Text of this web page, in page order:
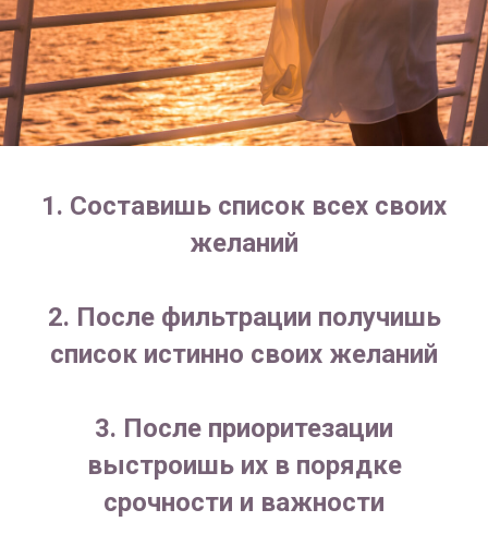
1. Составишь список всех своих
желаний
2. После фильтрации получишь
список истинно своих желаний
3. После приоритезации
выстроишь их в порядке
срочности и важности